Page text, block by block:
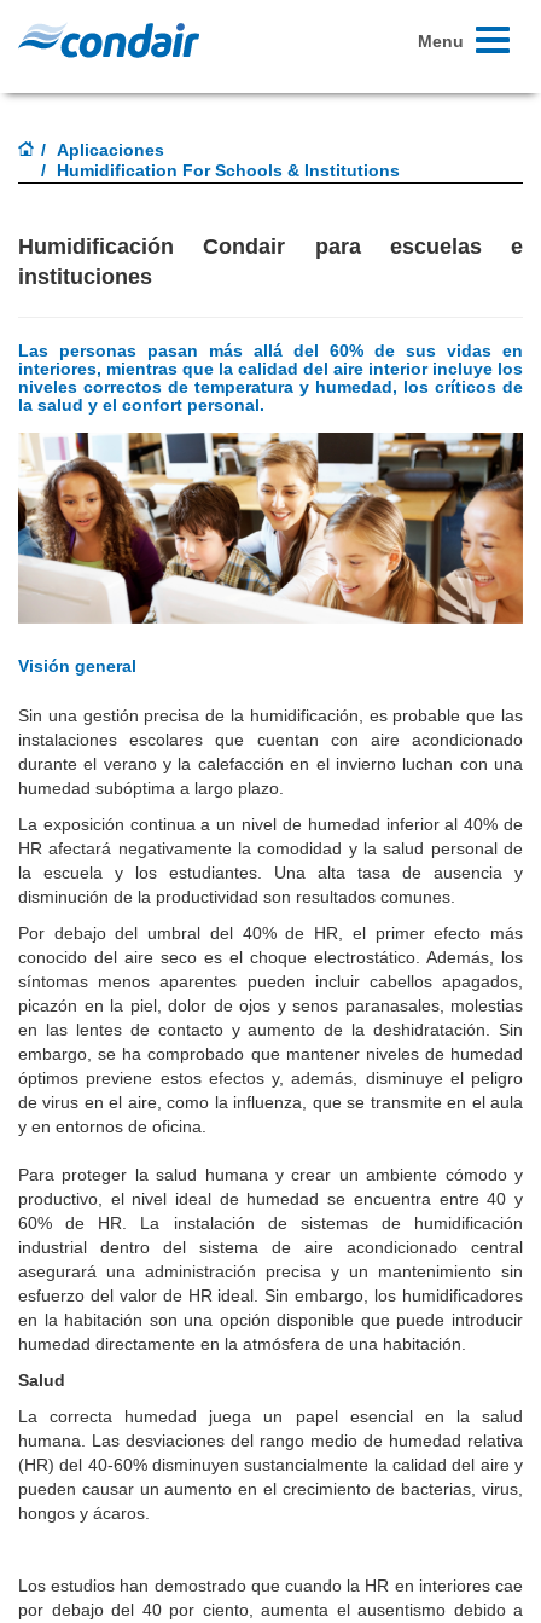
Toggle
Menu
Aplicaciones
Humidification For Schools & Institutions
Humidificación Condair para escuelas e
instituciones
Las personas pasan más allá del 60% de sus vidas en
interiores, mientras que la calidad del aire interior incluye los
niveles correctos de temperatura y humedad, los críticos de
la salud y el confort personal.
Visión general
Sin una gestión precisa de la humidificación, es probable que las
instalaciones escolares que cuentan con aire acondicionado
durante el verano y la calefacción en el invierno luchan con una
humedad subóptima a largo plazo.
La exposición continua a un nivel de humedad inferior al 40% de
HR afectará negativamente la comodidad y la salud personal de
la escuela y los estudiantes. Una alta tasa de ausencia y
disminución de la productividad son resultados comunes.
Por debajo del umbral del 40% de HR, el primer efecto más
conocido del aire seco es el choque electrostático. Además, los
síntomas menos aparentes pueden incluir cabellos apagados,
picazón en la piel, dolor de ojos y senos paranasales, molestias
en las lentes de contacto y aumento de la deshidratación. Sin
embargo, se ha comprobado que mantener niveles de humedad
óptimos previene estos efectos y, además, disminuye el peligro
de virus en el aire, como la influenza, que se transmite en el aula
y en entornos de oficina.
Para proteger la salud humana y crear un ambiente cómodo y
productivo, el nivel ideal de humedad se encuentra entre 40 y
60% de HR. La instalación de sistemas de humidificación
industrial dentro del sistema de aire acondicionado central
asegurará una administración precisa y un mantenimiento sin
esfuerzo del valor de HR ideal. Sin embargo, los humidificadores
en la habitación son una opción disponible que puede introducir
humedad directamente en la atmósfera de una habitación.
Salud
La correcta humedad juega un papel esencial en la salud
humana. Las desviaciones del rango medio de humedad relativa
(HR) del 40-60% disminuyen sustancialmente la calidad del aire y
pueden causar un aumento en el crecimiento de bacterias, virus,
hongos y ácaros.
Los estudios han demostrado que cuando la HR en interiores cae
por debajo del 40 por ciento, aumenta el ausentismo debido a